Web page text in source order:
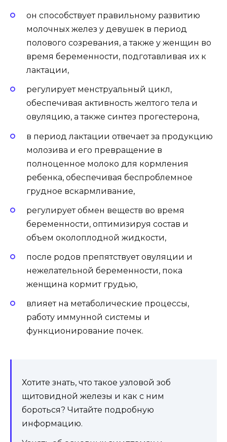
он способствует правильному развитию
молочных желез у девушек в период
полового созревания, а также у женщин во
время беременности, подготавливая их к
лактации,
регулирует менструальный цикл,
обеспечивая активность желтого тела и
овуляцию, а также синтез прогестерона,
в период лактации отвечает за продукцию
молозива и его превращение в
полноценное молоко для кормления
ребенка, обеспечивая беспроблемное
грудное вскармливание,
регулирует обмен веществ во время
беременности, оптимизируя состав и
объем околоплодной жидкости,
после родов препятствует овуляции и
нежелательной беременности, пока
женщина кормит грудью,
влияет на метаболические процессы,
работу иммунной системы и
функционирование почек.
Хотите знать, что такое узловой зоб
щитовидной железы и как с ним
бороться? Читайте подробную
информацию.